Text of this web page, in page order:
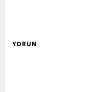
YORUM